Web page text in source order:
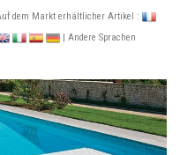
dem Markt erhältlicher Artikel :
| Andere Sprachen